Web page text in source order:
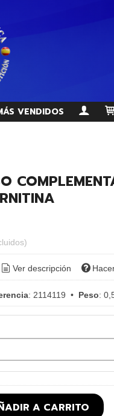
VENDIDOS
Ver descripción
: 2114119 • Peso:
A CARRITO